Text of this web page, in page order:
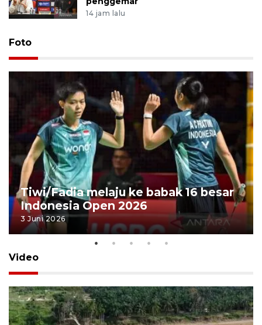
14 jam lalu
Foto
Tiwi/Fadia melaju ke babak 16 besar
Indonesia Open 2026
3 Juni 2026
Video